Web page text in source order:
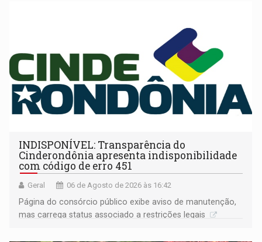
INDISPONÍVEL: Transparência do
Cinderondônia apresenta indisponibilidade
com código de erro 451
Geral 06 de Agosto de 2026 às 16:42
Página do consórcio público exibe aviso de manutenção,
mas carrega status associado a restrições legais